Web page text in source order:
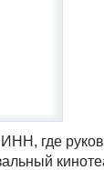
где